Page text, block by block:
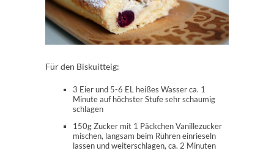
Für den Biskuitteig:
3 Eier und 5-6 EL heißes Wasser ca. 1
Minute auf höchster Stufe sehr schaumig
schlagen
150g Zucker mit 1 Päckchen Vanillezucker
mischen, langsam beim Rühren einrieseln
lassen und weiterschlagen, ca. 2 Minuten